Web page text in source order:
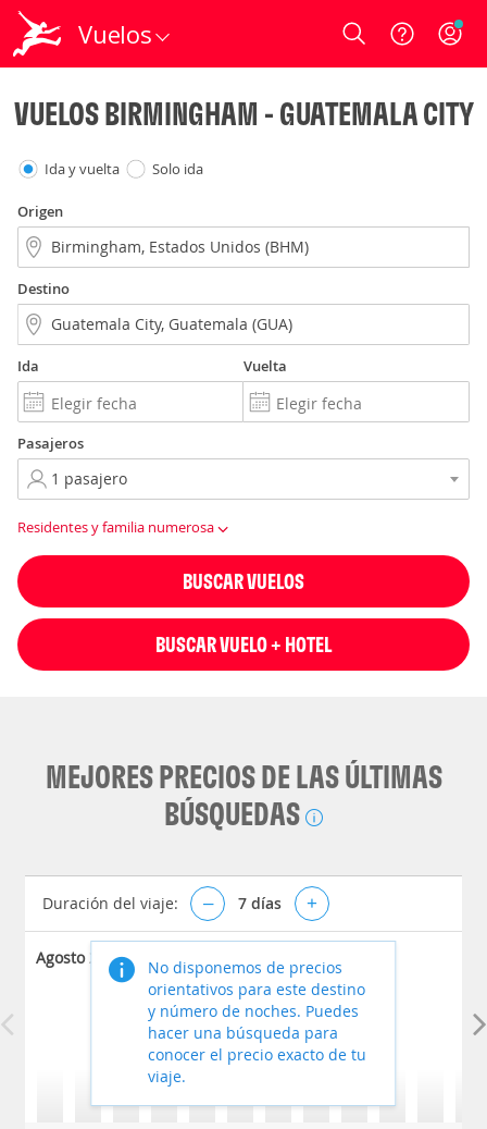
Vuelos Login
VUELOS BIRMINGHAM - GUATEMALA CITY
Ida y vuelta Solo ida
Origen
Destino
Ida Vuelta
Pasajeros
Residentes y familia numerosa
BUSCAR VUELOS
BUSCAR VUELO + HOTEL
MEJORES PRECIOS DE LAS ÚLTIMAS
BÚSQUEDAS
Duración del viaje: – 7 días +
Agosto 2026
No disponemos de precios
orientativos para este destino
y número de noches. Puedes
hacer una búsqueda para
conocer el precio exacto de tu
viaje.